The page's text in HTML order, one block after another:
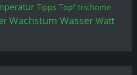
Tipps Topf trichome
Wachstum Wasser Watt